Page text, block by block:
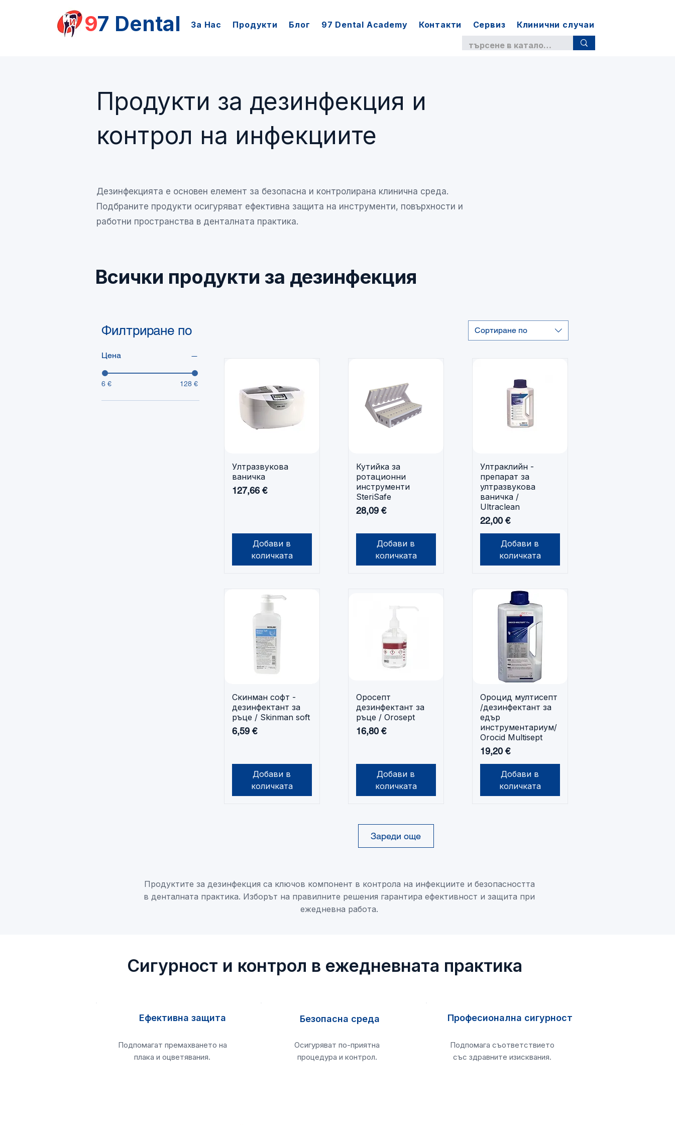
97 Dental За Нас Продукти Блог 97 Dental Academy Контакти Сервиз Клинични случаи
Продукти за дезинфекция и
контрол на инфекциите
Дезинфекцията е основен елемент за безопасна и контролирана клинична среда.
Подбраните продукти осигуряват ефективна защита на инструменти, повърхности и
работни пространства в денталната практика.
Всички продукти за дезинфекция
Филтриране по
Цена
6 € 128 €
Сортиране по
Бърз преглед
Ултразвукова
ваничка
Цена
127,66 €
Добави в
количката
Бърз преглед
Кутийка за
ротационни
инструменти
SteriSafe
Цена
28,09 €
Добави в
количката
Бърз преглед
Ултраклийн -
препарат за
ултразвукова
ваничка /
Ultraclean
Цена
22,00 €
Добави в
количката
Бърз преглед
Скинман софт -
дезинфектант за
ръце / Skinman soft
Цена
6,59 €
Добави в
количката
Бърз преглед
Оросепт
дезинфектант за
ръце / Orosept
Цена
16,80 €
Добави в
количката
Бърз преглед
Ороцид мултисепт
/дезинфектант за
едър
инструментариум/
Orocid Multisept
Цена
19,20 €
Добави в
количката
Зареди още
Продуктите за дезинфекция са ключов компонент в контрола на инфекциите и безопасността
в денталната практика. Изборът на правилните решения гарантира ефективност и защита при
ежедневна работа.
Сигурност и контрол в ежедневната практика
Ефективна защита
Подпомагат премахването на
плака и оцветявания.
Безопасна среда
Осигуряват по-приятна
процедура и контрол.
Професионална сигурност
Подпомага съответствието
със здравните изисквания.